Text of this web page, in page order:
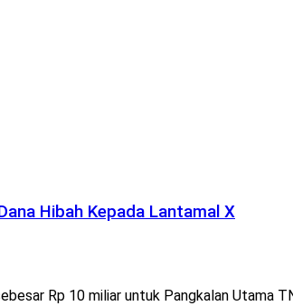
Hibah Kepada Lantamal X
Rp 10 miliar untuk Pangkalan Utama